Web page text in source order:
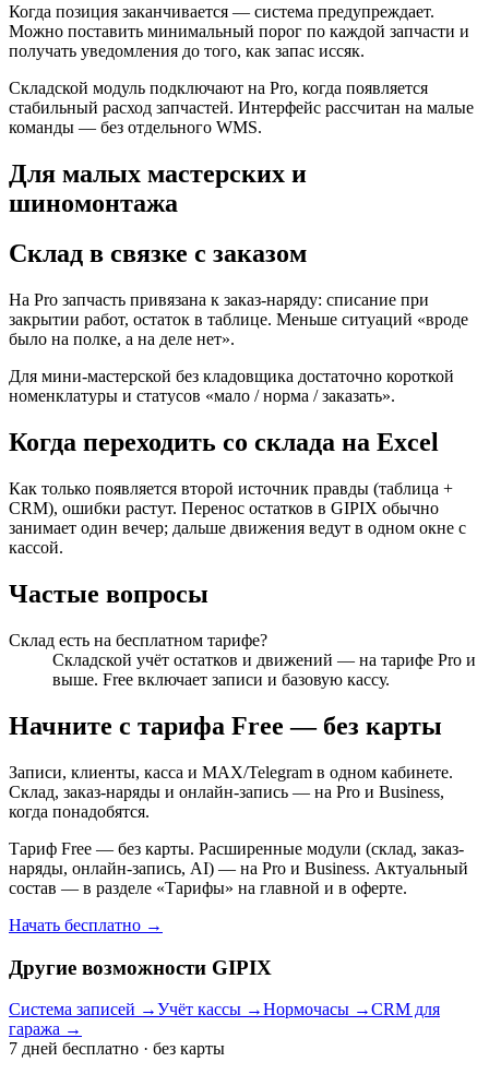
Когда позиция заканчивается — система предупреждает.
Можно поставить минимальный порог по каждой запчасти и
получать уведомления до того, как запас иссяк.
Складской модуль подключают на Pro, когда появляется
стабильный расход запчастей. Интерфейс рассчитан на малые
команды — без отдельного WMS.
Для малых мастерских и
шиномонтажа
Склад в связке с заказом
На Pro запчасть привязана к заказ-наряду: списание при
закрытии работ, остаток в таблице. Меньше ситуаций «вроде
было на полке, а на деле нет».
Для мини-мастерской без кладовщика достаточно короткой
номенклатуры и статусов «мало / норма / заказать».
Когда переходить со склада на Excel
Как только появляется второй источник правды (таблица +
CRM), ошибки растут. Перенос остатков в GIPIX обычно
занимает один вечер; дальше движения ведут в одном окне с
кассой.
Частые вопросы
Склад есть на бесплатном тарифе?
Складской учёт остатков и движений — на тарифе Pro и
выше. Free включает записи и базовую кассу.
Начните с тарифа Free — без карты
Записи, клиенты, касса и MAX/Telegram в одном кабинете.
Склад, заказ-наряды и онлайн-запись — на Pro и Business,
когда понадобятся.
Тариф Free — без карты. Расширенные модули (склад, заказ-
наряды, онлайн-запись, AI) — на Pro и Business. Актуальный
состав — в разделе «Тарифы» на главной и в оферте.
Начать бесплатно →
Другие возможности GIPIX
Система записей →Учёт кассы →Нормочасы →CRM для
гаража →
7 дней бесплатно · без карты